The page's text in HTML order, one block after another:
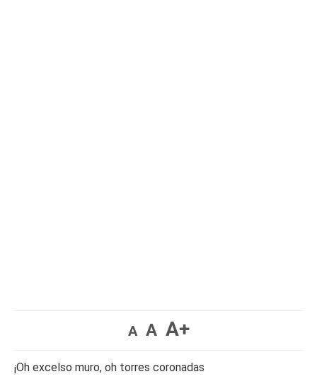
A A A+
¡Oh excelso muro, oh torres coronadas